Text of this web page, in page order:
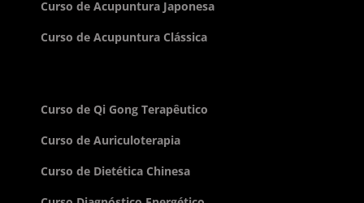
Curso de Acupuntura Japonesa
Curso de Acupuntura Clássica
Curso de Qi Gong Terapêutico
Curso de Auriculoterapia
Curso de Dietética Chinesa